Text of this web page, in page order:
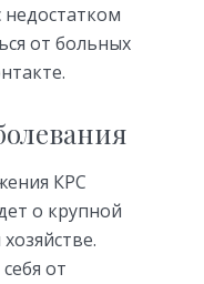
от больных
КРС
о крупной
от